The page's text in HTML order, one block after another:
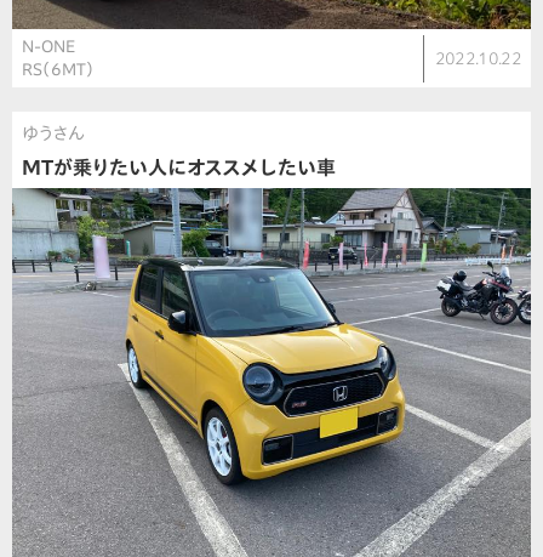
N-ONE
RS（6MT）
2022.10.22
ゆうさん
MTが乗りたい人にオススメしたい車